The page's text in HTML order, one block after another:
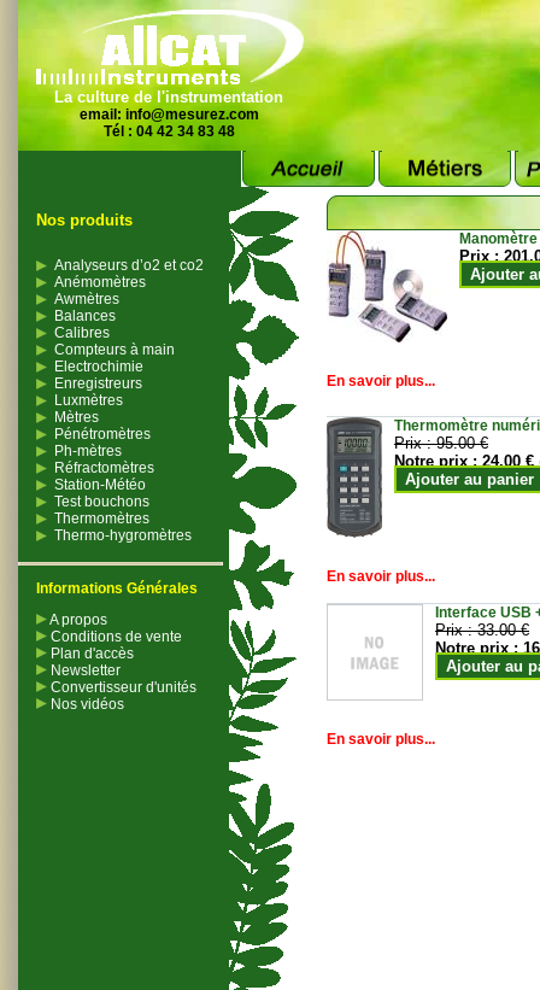
La culture de l'instrumentation
email: info@mesurez.com
Tél : 04 42 34 83 48
Nos produits
Analyseurs d’o2 et co2
Anémomètres
Awmètres
Balances
Calibres
Compteurs à main
Electrochimie
Enregistreurs
Luxmètres
Mètres
Pénétromètres
Ph-mètres
Réfractomètres
Station-Météo
Test bouchons
Thermomètres
Thermo-hygromètres
Informations Générales
A propos
Conditions de vente
Plan d'accès
Newsletter
Convertisseur d'unités
Nos vidéos
Prix :
Ajouter
En savoir plus...
Thermomètre
Prix :95.00 €
Notre prix :24.00 €
Ajouter au panier
En savoir plus...
Interface USB
Prix :33.00 €
Notre prix :
Ajouter au
En savoir plus...